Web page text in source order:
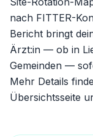
nach FITTER-
Bericht bringt
Ärzt:in — ob in
Gemeinden —
Mehr Details
Übersichtsseite